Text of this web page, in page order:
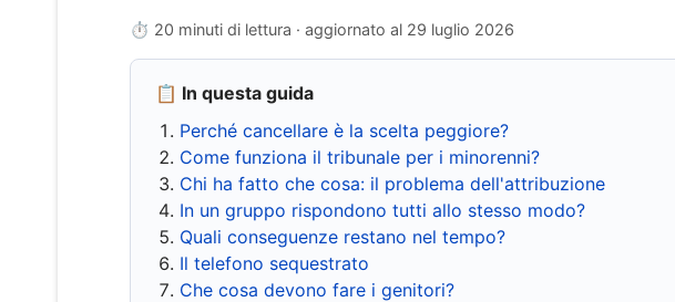
⏱ 20 minuti di lettura · aggiornato al 29 luglio 2026
📋 In questa guida
Perché cancellare è la scelta peggiore?
Come funziona il tribunale per i minorenni?
Chi ha fatto che cosa: il problema dell'attribuzione
In un gruppo rispondono tutti allo stesso modo?
Quali conseguenze restano nel tempo?
Il telefono sequestrato
Che cosa devono fare i genitori?